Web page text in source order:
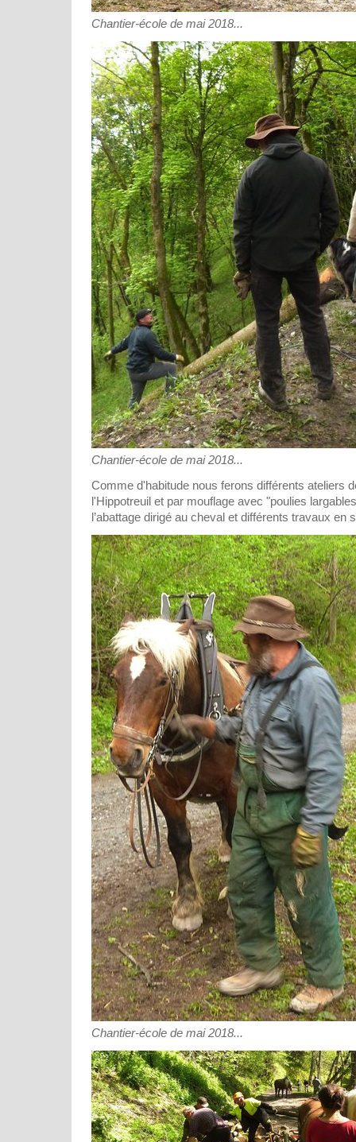
Chantier-école de mai 2018...
Chantier-école de mai 2018...
Comme d'habitude nous ferons différents ateliers
l'Hippotreuil et par mouflage avec "poulies
l’abattage dirigé au cheval et différents travaux en
Chantier-école de mai 2018...